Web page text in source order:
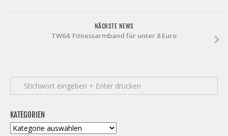
NÄCHSTE NEWS
TW64: Fitnessarmband für unter 8 Euro
KATEGORIEN
Kategorien